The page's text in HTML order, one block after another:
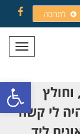
פתח
לתרומה
תפריט
לי קשה